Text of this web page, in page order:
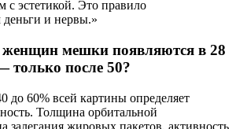
с эстетикой. Это правило
деньги и нервы.»
мешки появляются в 28
только после 50?
до 60% всей картины определяет
Толщина орбитальной
залегания жировых пакетов, активность